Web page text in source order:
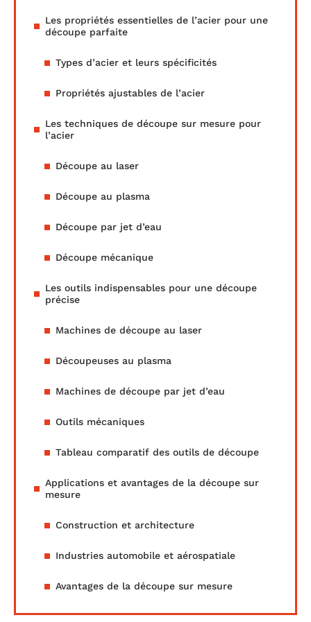
Les propriétés essentielles de l’acier pour une
découpe parfaite
Types d’acier et leurs spécificités
Propriétés ajustables de l’acier
Les techniques de découpe sur mesure pour
l’acier
Découpe au laser
Découpe au plasma
Découpe par jet d’eau
Découpe mécanique
Les outils indispensables pour une découpe
précise
Machines de découpe au laser
Découpeuses au plasma
Machines de découpe par jet d’eau
Outils mécaniques
Tableau comparatif des outils de découpe
Applications et avantages de la découpe sur
mesure
Construction et architecture
Industries automobile et aérospatiale
Avantages de la découpe sur mesure